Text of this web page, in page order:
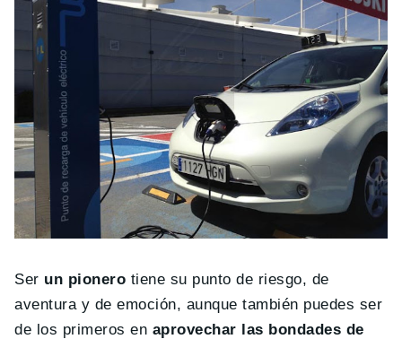
Ser un pionero tiene su punto de riesgo, de
aventura y de emoción, aunque también puedes ser
de los primeros en aprovechar las bondades de